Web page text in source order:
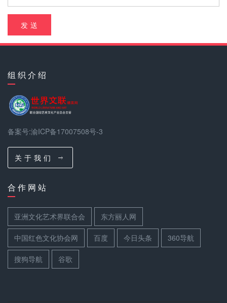
发 送
组 织 介 绍
备案号:渝ICP备17007508号-3
关 于 我 们
合 作 网 站
亚洲文化艺术界联合会 东方丽人网
中国红色文化协会网 百度 今日头条 360导航
搜狗导航 谷歌